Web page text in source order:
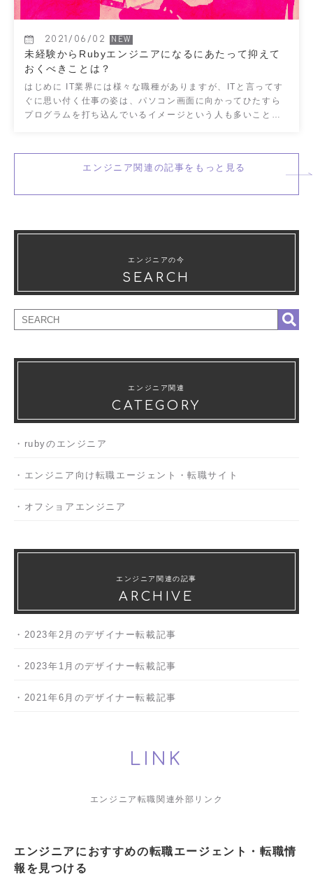
2021/06/02
未経験からRubyエンジニアになるにあたって抑えて
おくべきことは？
はじめに IT業界には様々な職種がありますが、ITと言ってす
ぐに思い付く仕事の姿は、パソコン画面に向かってひたすら
プログラムを打ち込んでいるイメージという人も多いことで
エンジニア関連の記事をもっと見る
エンジニアの今
SEARCH
エンジニア関連
CATEGORY
rubyのエンジニア
エンジニア向け転職エージェント・転職サイト
オフショアエンジニア
エンジニア関連の記事
ARCHIVE
2023年2月
2023年1月
2021年6月
LINK
エンジニア転職関連外部リンク
エンジニアにおすすめの転職エージェント・転職情
報を見つける